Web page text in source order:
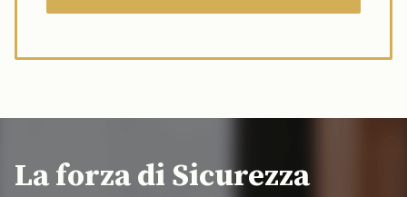
La forza di Sicurezza